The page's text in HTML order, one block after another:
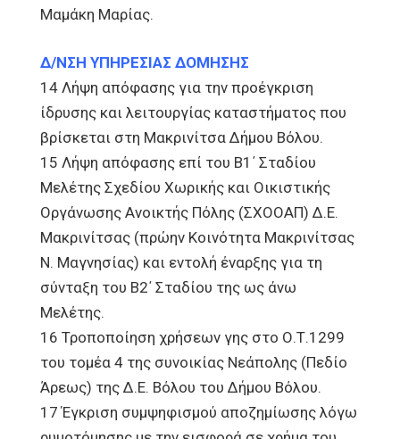
Μαμάκη Μαρίας.
Δ/ΝΣΗ ΥΠΗΡΕΣΙΑΣ ΔΟΜΗΣΗΣ
14 Λήψη απόφασης για την προέγκριση
ίδρυσης και λειτουργίας καταστήματος που
βρίσκεται στη Μακρινίτσα Δήμου Βόλου.
15 Λήψη απόφασης επί του Β1΄ Σταδίου
Μελέτης Σχεδίου Χωρικής και Οικιστικής
Οργάνωσης Ανοικτής Πόλης (ΣΧΟΟΑΠ) Δ.Ε.
Μακρινίτσας (πρώην Κοινότητα Μακρινίτσας
Ν. Μαγνησίας) και εντολή έναρξης για τη
σύνταξη του Β2΄ Σταδίου της ως άνω
Μελέτης.
16 Τροποποίηση χρήσεων γης στο Ο.Τ.1299
του τομέα 4 της συνοικίας Νεάπολης (Πεδίο
Άρεως) της Δ.Ε. Βόλου του Δήμου Βόλου.
17 Έγκριση συμψηφισμού αποζημίωσης λόγω